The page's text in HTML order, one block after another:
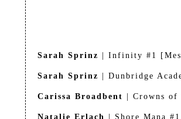
Sarah Sprinz | Infinity #1
Sarah Sprinz | Dunbridge
Carissa Broadbent | Crowns
Natalie Erlach | Shore Mana